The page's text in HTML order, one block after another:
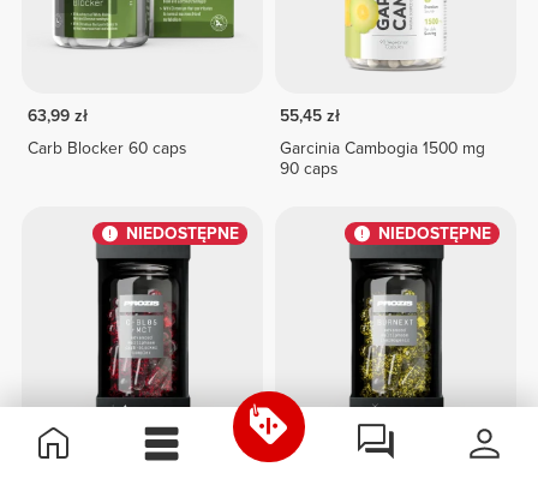
63,99 zł
Carb Blocker 60 caps
55,45 zł
Garcinia Cambogia 1500 mg
90 caps
NIEDOSTĘPNE NIEDOSTĘPNE